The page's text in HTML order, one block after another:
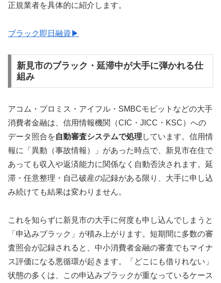
正規業者を具体的に紹介します。
ブラック即日融資▶
新見市のブラック・延滞中が大手に弾かれる仕
組み
アコム・プロミス・アイフル・SMBCモビットなどの大手
消費者金融は、信用情報機関（CIC・JICC・KSC）への
データ照合を自動審査システムで処理 しています。信用情
報に「異動（事故情報）」があった時点で、新見市在住で
あっても収入や返済能力に関係なく自動否決されます。延
滞・任意整理・自己破産の記録がある限り、大手に申し込
み続けても結果は変わりません。
これを知らずに新見市の大手に何度も申し込んでしまうと
「申込みブラック」が積み上がります。短期間に多数の審
査照会が記録されると、中小消費者金融の審査でもマイナ
ス評価になる悪循環が起きます。「どこにも借りれない」
状態の多くは、この申込みブラックが重なっているケース